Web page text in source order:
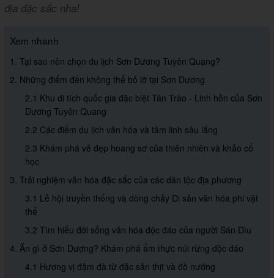
địa đặc sắc nha!
Xem nhanh
1. Tại sao nên chọn du lịch Sơn Dương Tuyên Quang?
2. Những điểm đến không thể bỏ lỡ tại Sơn Dương
2.1 Khu di tích quốc gia đặc biệt Tân Trào - Linh hồn của Sơn
Dương Tuyên Quang
2.2 Các điểm du lịch văn hóa và tâm linh sâu lắng
2.3 Khám phá vẻ đẹp hoang sơ của thiên nhiên và khảo cổ
học
3. Trải nghiệm văn hóa đặc sắc của các dân tộc địa phương
3.1 Lễ hội truyền thống và dòng chảy Di sản văn hóa phi vật
thể
3.2 Tìm hiểu đời sống văn hóa độc đáo của người Sán Dìu
4. Ăn gì ở Sơn Dương? Khám phá ẩm thực núi rừng độc đáo
4.1 Hương vị đậm đà từ đặc sản thịt và đồ nướng